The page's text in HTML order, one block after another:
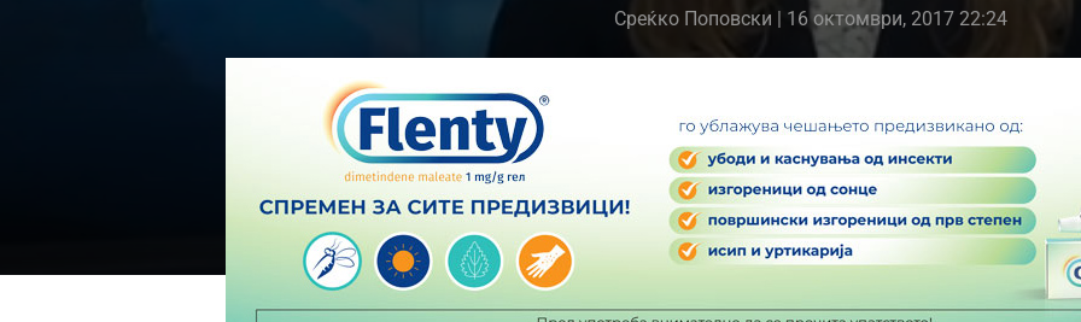
Среќко Поповски | 16 октомври, 2017 22:24